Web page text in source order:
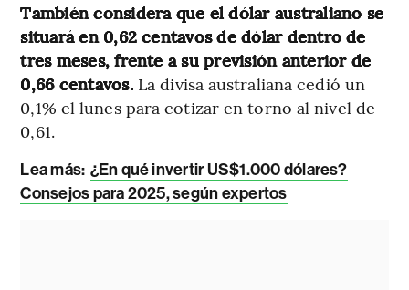
También considera que el dólar australiano se
situará en 0,62 centavos de dólar dentro de
tres meses, frente a su previsión anterior de
0,66 centavos. La divisa australiana cedió un
0,1% el lunes para cotizar en torno al nivel de
0,61.
Lea más: ¿En qué invertir US$1.000 dólares?
Consejos para 2025, según expertos